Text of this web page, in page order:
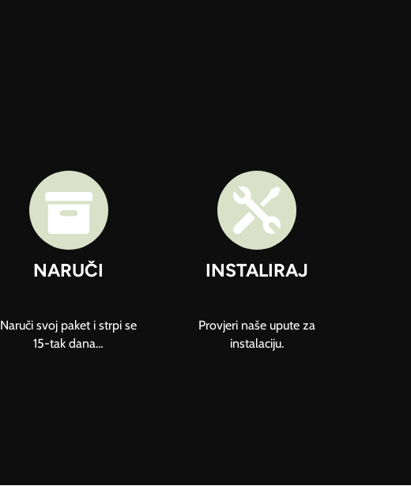

NARUČI
Naruči svoj paket i strpi se
15-tak dana…

INSTALIRAJ
Provjeri naše upute za
instalaciju.